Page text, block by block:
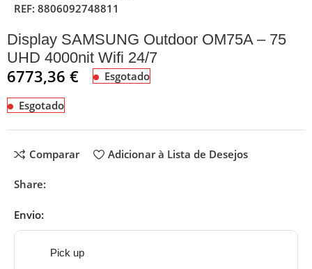
REF:8806092748811
Display SAMSUNG Outdoor OM75A – 75
UHD 4000nit Wifi 24/7
6773,36€ Esgotado
Esgotado
Comparar Adicionar à Lista de Desejos
Share:
Envio:
Pick up